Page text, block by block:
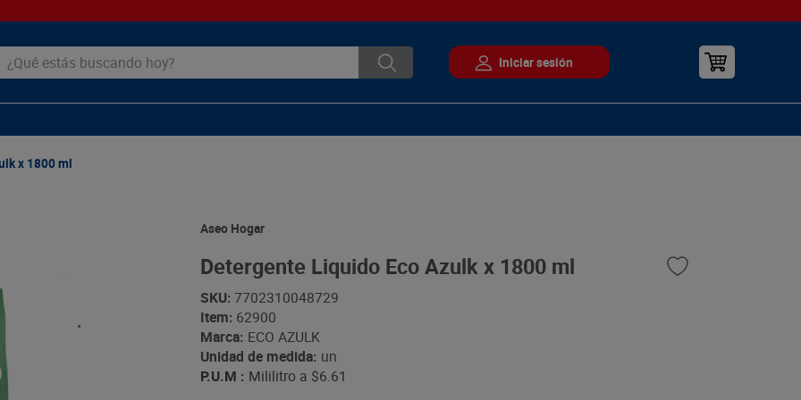
estás buscando hoy?
x 1800 ml
Aseo Hogar
Detergente Liquido Eco Azulk x 1800 ml
SKU: 7702310048729
Item: 62900
Marca: ECO AZULK
Unidad de medida: un
P.U.M : Mililitro a $6.61